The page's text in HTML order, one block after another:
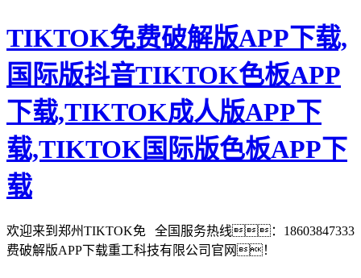
TIKTOK免费破解版APP下载,
国际版抖音TIKTOK色板APP
下载,TIKTOK成人版APP下
载,TIKTOK国际版色板APP下
载
全国服务热线：18603847333
欢迎来到郑州TIKTOK免
费破解版APP下载重工科技有限公司官网！